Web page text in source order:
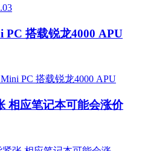
PC 搭载锐龙4000 APU
相应笔记本可能会涨价